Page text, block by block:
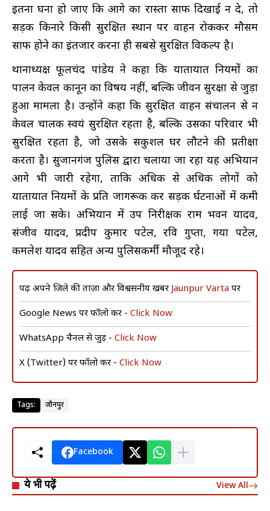
इतना घना हो जाए कि आगे का रास्ता साफ दिखाई न दे, तो
सड़क किनारे किसी सुरक्षित स्थान पर वाहन रोककर मौसम
साफ होने का इंतजार करना ही सबसे सुरक्षित विकल्प है।
थानाध्यक्ष फूलचंद पांडेय ने कहा कि यातायात नियमों का
पालन केवल कानून का विषय नहीं, बल्कि जीवन सुरक्षा से जुड़ा
हुआ मामला है। उन्होंने कहा कि सुरक्षित वाहन संचालन से न
केवल चालक स्वयं सुरक्षित रहता है, बल्कि उसका परिवार भी
सुरक्षित रहता है, जो उसके सकुशल घर लौटने की प्रतीक्षा
करता है। सुजानगंज पुलिस द्वारा चलाया जा रहा यह अभियान
आगे भी जारी रहेगा, ताकि अधिक से अधिक लोगों को
यातायात नियमों के प्रति जागरूक कर सड़क दुर्घटनाओं में कमी
लाई जा सके। अभियान में उप निरीक्षक राम भवन यादव,
संजीव यादव, प्रदीप कुमार पटेल, रवि गुप्ता, गया पटेल,
कमलेश यादव सहित अन्य पुलिसकर्मी मौजूद रहे।
पढ़ें अपने जिले की ताज़ा और विश्वसनीय खबरें Jaunpur Varta पर
Google News पर फॉलो करें - Click Now
WhatsApp चैनल से जुड़ें - Click Now
X (Twitter) पर फॉलो करें - Click Now
Tags: जौनपुर
Facebook
ये भी पढ़ें View All